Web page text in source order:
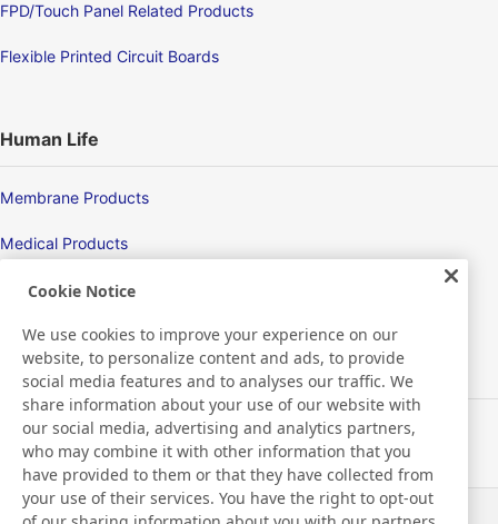
FPD/Touch Panel Related Products
Flexible Printed Circuit Boards
Human Life
Membrane Products
Medical Products
Hygiene
New Products/Technologies
Flex Sensing
Electric Debonding Tape
Cookie Notice
We use cookies to improve your experience on our
website, to personalize content and ads, to provide
social media features and to analyses our traffic. We
share information about your use of our website with
our social media, advertising and analytics partners,
who may combine it with other information that you
have provided to them or that they have collected from
your use of their services. You have the right to opt-out